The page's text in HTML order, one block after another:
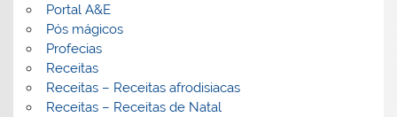
Portal A&E
Pós mágicos
Profecias
Receitas
Receitas – Receitas afrodisiacas
Receitas – Receitas de Natal